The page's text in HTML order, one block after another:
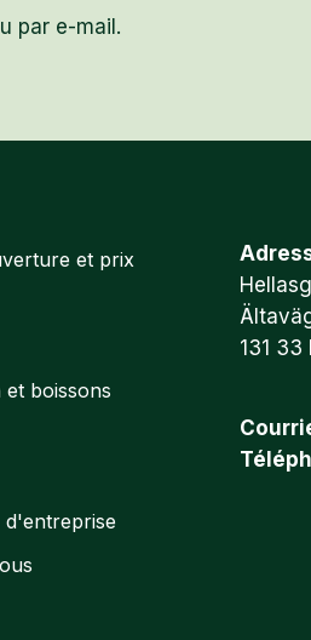
par e-mail.
et prix
et boissons
d'entreprise
131 33